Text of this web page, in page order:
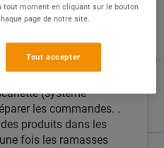
la préparation des
bonne partie en
(système
les commandes. .
produits dans les
fois les ramasses
tout moment en cliquant sur le bouton
page de notre site.
Tout accepter